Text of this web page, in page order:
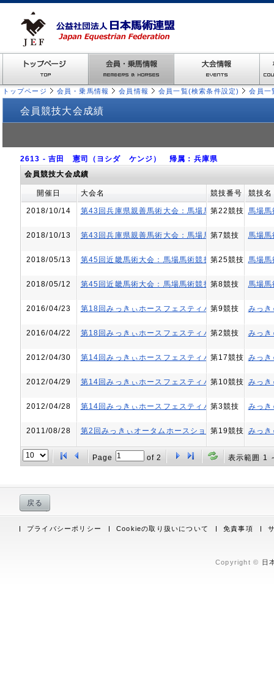
トップページ 会員・乗馬情報 会員情報 会員一覧(検索条件設定) 会員一
会員競技大会成績
2613 - 吉田 憲司（ヨシダ ケンジ） 帰属：兵庫県
会員競技大会成績
開催日 大会名 競技番号 競技名
2018/10/14 第43回兵庫県親善馬術大会：馬場馬術競技 第6回ひ
第22競技 馬場
2018/10/13 第43回兵庫県親善馬術大会：馬場馬術競技 第6回ひ
第7競技 馬場
2018/05/13 第45回近畿馬術大会：馬場馬術競技会第25競技 馬場
2018/05/12 第45回近畿馬術大会：馬場馬術競技会第8競技 馬場
2016/04/23 第18回みっきぃホースフェスティバル第9競技 みっ
2016/04/22 第18回みっきぃホースフェスティバル第2競技 みっ
2012/04/30 第14回みっきぃホースフェスティバル第17競技 みっ
2012/04/29 第14回みっきぃホースフェスティバル第10競技 みっ
2012/04/28 第14回みっきぃホースフェスティバル第3競技 みっ
2011/08/28 第2回みっきぃオータムホースショー第19競技 みっ
Page of2 表示範囲 1
戻る
プライバシーポリシー Cookieの取り扱いについて 免責事項
Copyright © 日